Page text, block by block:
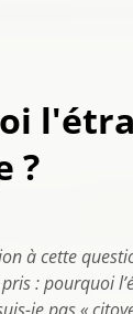
?
à cette
: pourquoi